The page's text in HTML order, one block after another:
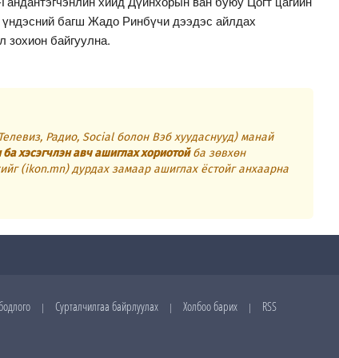
үндэсний багш Жадо Ринбүчи дээдэс айлдах
зохион байгуулна.
Радио, Social болон Вэб хуудаснууд) манай
ба хэсэгчлэн авч ашиглах хориотойба зөвхөн
(ikon.mn) дурдах замаар ашиглах ёстойг анхаарна
| Сурталчилгаа байрлуулах | Холбоо барих | RSS